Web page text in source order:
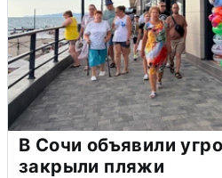
В Сочи объявили
закрыли пляжи